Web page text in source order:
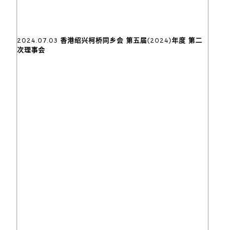
2024.07.03 香港绍兴柯桥同乡会 第五届(2024)年度 第二
次理事会